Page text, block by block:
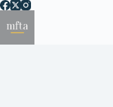
Passer
contenu